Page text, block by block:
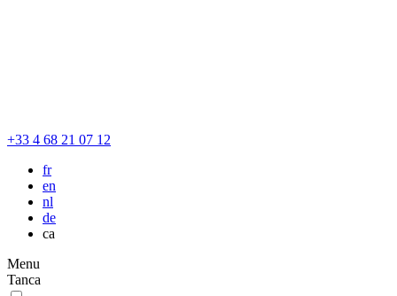
+33 4 68 21 07 12
fr
en
nl
de
ca
Menu
Tanca